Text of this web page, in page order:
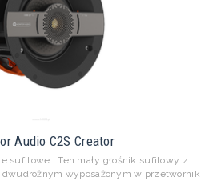
Audio C2S Creator
sufitowe Ten mały głośnik sufitowy z
wyposażonym w przetwornik